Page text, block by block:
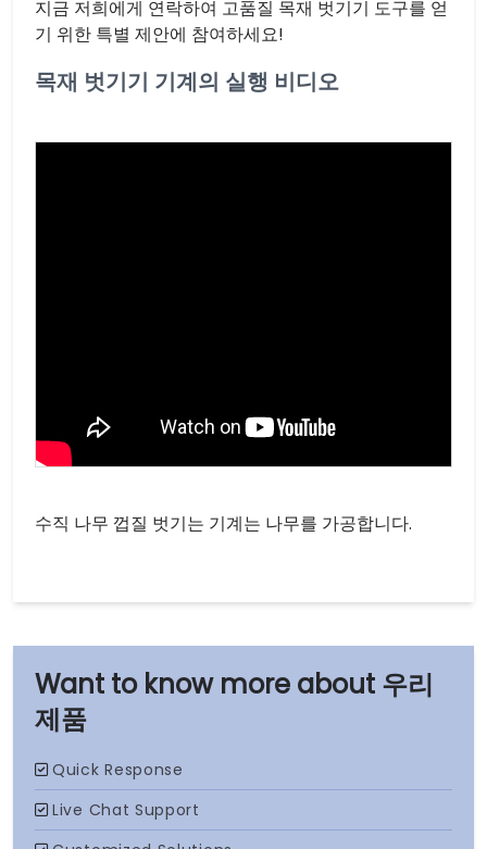
우리
제품
지금 저희에게 연락하여 고품질 목재 벗기기 도구를 얻
기 위한 특별 제안에 참여하세요!
목재 벗기기 기계의 실행 비디오
수직 나무 껍질 벗기는 기계는 나무를 가공합니다.